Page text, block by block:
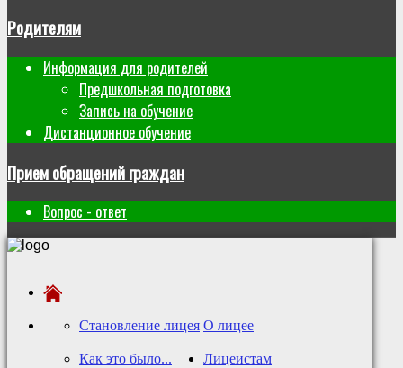
Родителям
Информация для родителей
Предшкольная подготовка
Запись на обучение
Дистанционное обучение
Прием обращений граждан
Вопрос - ответ
О лицее
Становление лицея
Как это было... Лицеистам